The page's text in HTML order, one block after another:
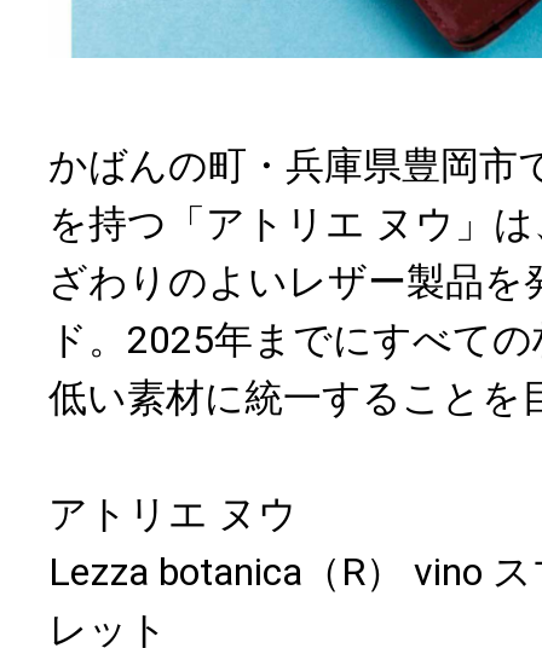
かばんの町・兵庫県豊岡市
を持つ「アトリエ ヌウ」
ざわりのよいレザー製品を
ド。2025年までにすべて
低い素材に統一することを
アトリエ ヌウ
Lezza botanica（R） vino
レット